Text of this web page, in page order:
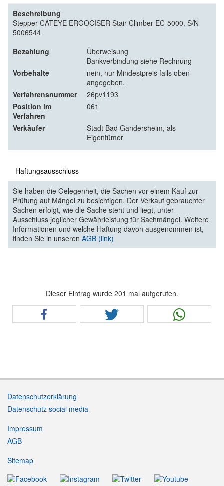
Beschreibung
Stepper CATEYE ERGOCISER Stair Climber EC-5000, S/N
5006544
Bezahlung
Überweisung
Bankverbindung siehe Rechnung
Vorbehalte
nein, nur Mindestpreis falls oben
angegeben.
Verfahrensnummer
26pv1193
Position im
Verfahren
061
Verkäufer
Stadt Bad Gandersheim, als
Eigentümer
Haftungsausschluss
Sie haben die Gelegenheit, die Sachen vor einem Kauf zur
Prüfung auf Mängel zu besichtigen. Der Verkauf gebrauchter
Sachen erfolgt, wie die Sache steht und liegt, unter
Ausschluss jeglicher Gewährleistung für Sachmängel. Weitere
Informationen und welche Haftung davon ausgenommen ist,
finden Sie in unseren AGB (link)
Dieser Eintrag wurde 201 mal aufgerufen.
Datenschutzerklärung
Datenschutz social media
Impressum
AGB
Sitemap